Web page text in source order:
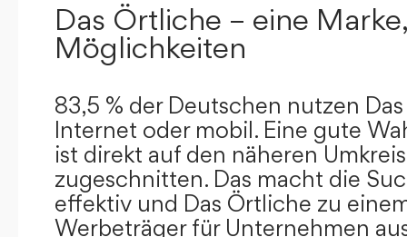
Das Örtliche – eine
Möglichkeiten
83,5 % der Deutschen nutzen
Internet oder mobil. Eine gute
ist direkt auf den näheren
zugeschnitten. Das macht die
effektiv und Das Örtliche zu
Werbeträger für Unternehmen